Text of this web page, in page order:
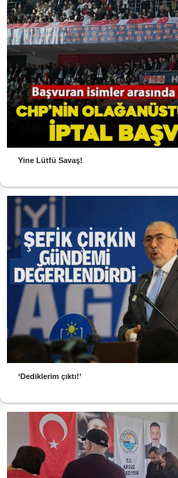
Yine Lütfü Savaş!
‘Dediklerim çıktı!’